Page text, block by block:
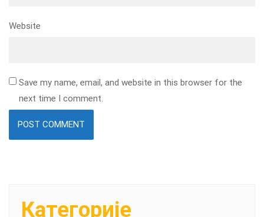
Website
Save my name, email, and website in this browser for the
next time I comment.
Категорије